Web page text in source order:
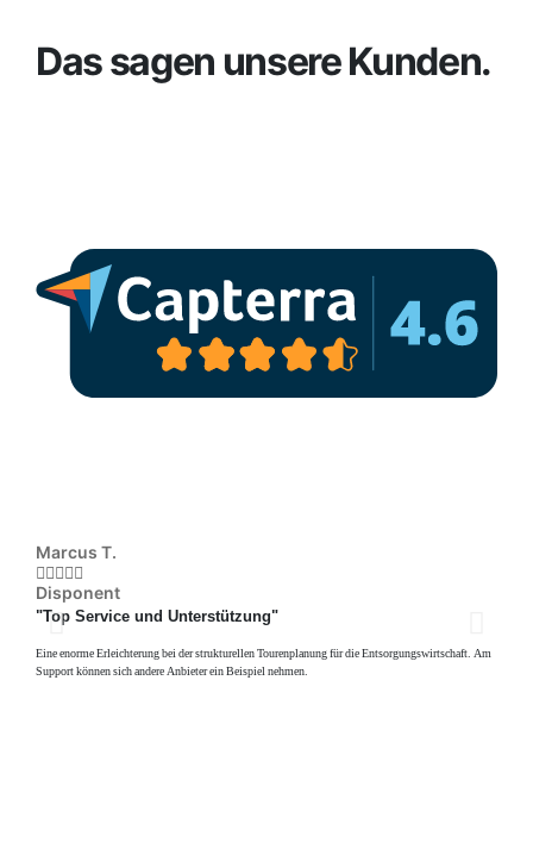
Das sagen unsere Kunden.
Marcus T.

Disponent
"Top Service und Unterstützung"
Eine enorme Erleichterung bei der strukturellen Tourenplanung für die Entsorgungswirtschaft. Am
Support können sich andere Anbieter ein Beispiel nehmen.